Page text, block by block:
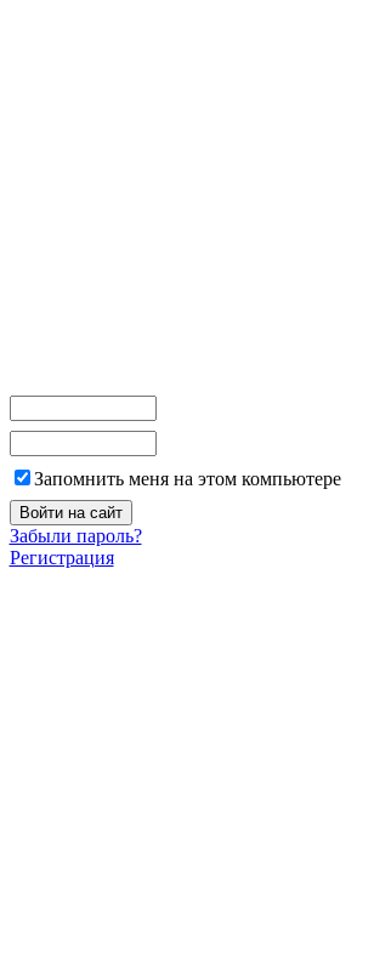
Запомнить меня на этом компьютере
Забыли пароль?
Регистрация